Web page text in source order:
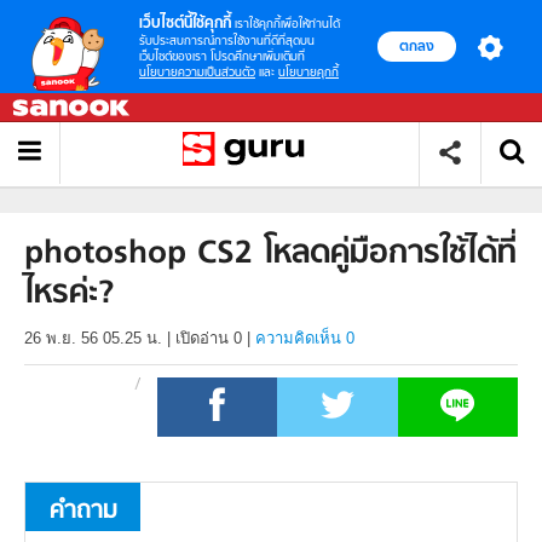
เว็บไซต์นี้ใช้คุกกี้ เราใช้คุกกี้เพื่อให้ท่านได้
รับประสบการณ์การใช้งานที่ดีที่สุดบน
เว็บไซต์ของเรา โปรดศึกษาเพิ่มเติมที่
นโยบายความเป็นส่วนตัว และ นโยบายคุกกี้
ตกลง
photoshop CS2 โหลดคู่มือการใช้ได้ที่
ไหรค่ะ?
26 พ.ย. 56 05.25 น. เปิดอ่าน 0 ความคิดเห็น 0
คำถาม